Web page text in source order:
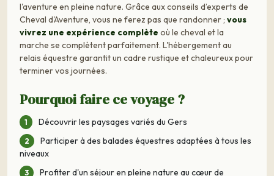
l'aventure en pleine nature. Grâce aux conseils d’experts de
Cheval d'Aventure, vous ne ferez pas que randonner ; vous
vivrez une expérience complète où le cheval et la
marche se complètent parfaitement. L'hébergement au
relais équestre garantit un cadre rustique et chaleureux pour
terminer vos journées.
Pourquoi faire ce voyage ?
Découvrir les paysages variés du Gers
Participer à des balades équestres adaptées à tous les
niveaux
Profiter d'un séjour en pleine nature au cœur de